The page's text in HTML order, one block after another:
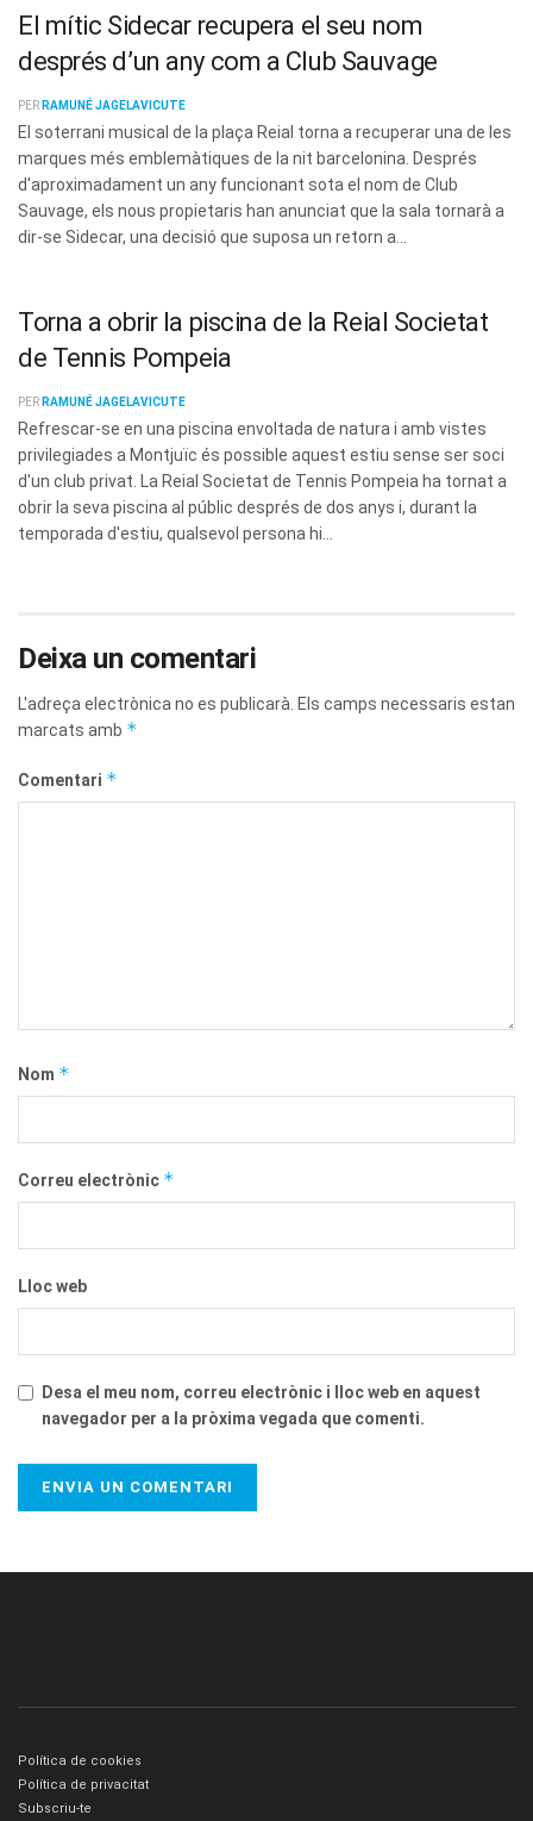
El mític Sidecar recupera el seu nom
després d’un any com a Club Sauvage
PER RAMUNÉ JAGELAVICUTE
El soterrani musical de la plaça Reial torna a recuperar una de les
marques més emblemàtiques de la nit barcelonina. Després
d'aproximadament un any funcionant sota el nom de Club
Sauvage, els nous propietaris han anunciat que la sala tornarà a
dir-se Sidecar, una decisió que suposa un retorn a...
Torna a obrir la piscina de la Reial Societat
de Tennis Pompeia
PER RAMUNÉ JAGELAVICUTE
Refrescar-se en una piscina envoltada de natura i amb vistes
privilegiades a Montjuïc és possible aquest estiu sense ser soci
d'un club privat. La Reial Societat de Tennis Pompeia ha tornat a
obrir la seva piscina al públic després de dos anys i, durant la
temporada d'estiu, qualsevol persona hi...
Deixa un comentari
L'adreça electrònica no es publicarà. Els camps necessaris estan
marcats amb *
Comentari *
Nom *
Correu electrònic *
Lloc web
Desa el meu nom, correu electrònic i lloc web en aquest
navegador per a la pròxima vegada que comenti.
Política de cookies
Política de privacitat
Subscriu-te